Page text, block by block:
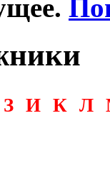
З И К Л